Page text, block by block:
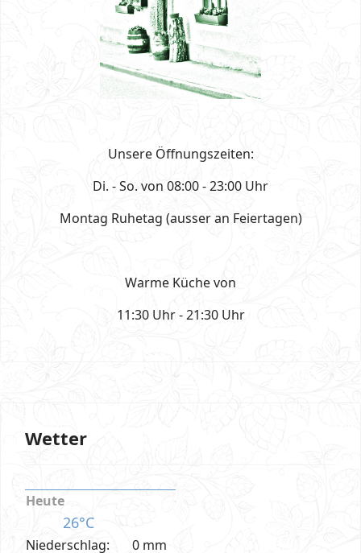
Unsere Öffnungszeiten:
Di. - So. von 08:00 - 23:00 Uhr
Montag Ruhetag (ausser an Feiertagen)
Warme Küche von
11:30 Uhr - 21:30 Uhr
Wetter
Heute
26°C
Niederschlag:
0 mm